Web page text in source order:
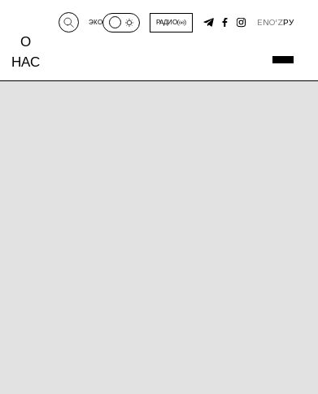
О
НАС
ЭКО РАДИО ENO‘ZРУ